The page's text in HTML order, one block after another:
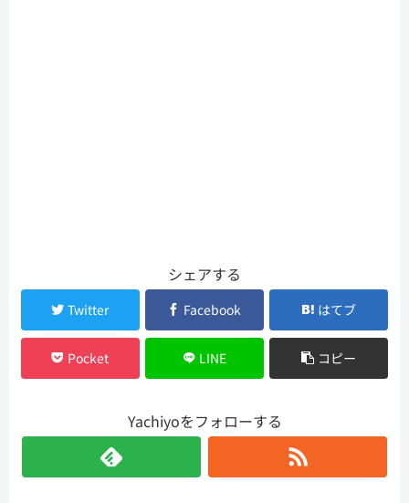
シェアする
Twitter Facebook はてブ
Pocket LINE コピー
Yachiyoをフォローする